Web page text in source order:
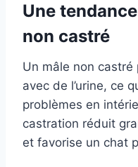
Une
non castré
Un mâle non
avec de l’urine, ce
problèmes en
castration réduit
et favorise un chat